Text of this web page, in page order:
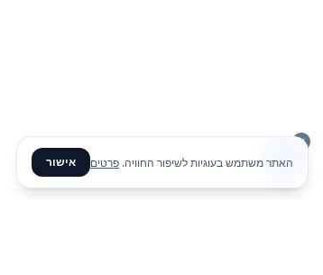
האתר משתמש בעוגיות לשיפור החוויה. פרטים אישור